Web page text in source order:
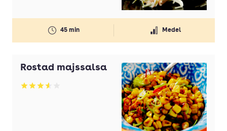
45 min Medel
Rostad majssalsa
Betyg: 3.59 av 5